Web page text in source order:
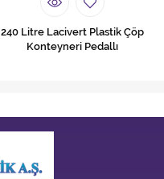
240 Litre Lacivert Plastik Çöp
Konteyneri Pedallı